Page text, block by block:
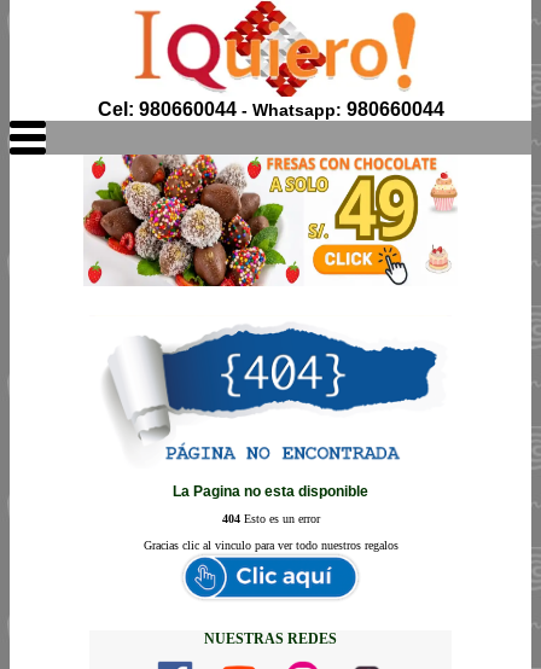
Cel: 980660044- Whatsapp: 980660044
La Pagina no esta disponible
404Esto es un error
Gracias clic al vinculo para ver todo nuestros regalos
NUESTRAS REDES